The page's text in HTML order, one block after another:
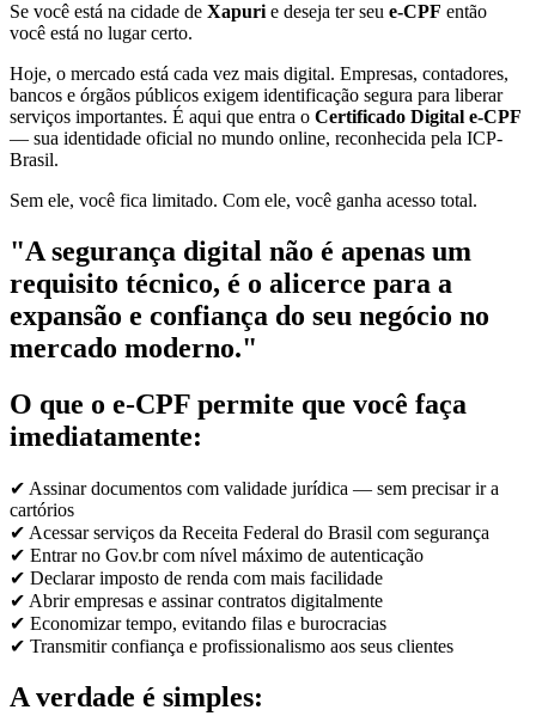
Se você está na cidade de Xapurie deseja ter seu e-CPF então
você está no lugar certo.
Hoje, o mercado está cada vez mais digital. Empresas, contadores,
bancos e órgãos públicos exigem identificação segura para liberar
serviços importantes. É aqui que entra o Certificado Digital e-CPF
— sua identidade oficial no mundo online, reconhecida pela ICP-
Brasil.
Sem ele, você fica limitado. Com ele, você ganha acesso total.
"A segurança digital não é apenas um
requisito técnico, é o alicerce para a
expansão e confiança do seu negócio no
mercado moderno."
O que o e-CPF permite que você faça
imediatamente:
✔ Assinar documentos com validade jurídica — sem precisar ir a
cartórios
✔ Acessar serviços da Receita Federal do Brasil com segurança
✔ Entrar no Gov.br com nível máximo de autenticação
✔ Declarar imposto de renda com mais facilidade
✔ Abrir empresas e assinar contratos digitalmente
✔ Economizar tempo, evitando filas e burocracias
✔ Transmitir confiança e profissionalismo aos seus clientes
A verdade é simples: